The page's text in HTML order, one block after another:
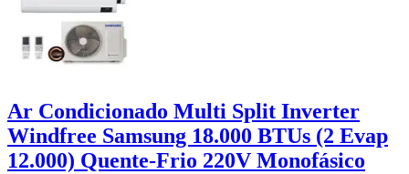
Ar Condicionado Multi Split Inverter
Windfree Samsung 18.000 BTUs (2 Evap
12.000) Quente-Frio 220V Monofásico